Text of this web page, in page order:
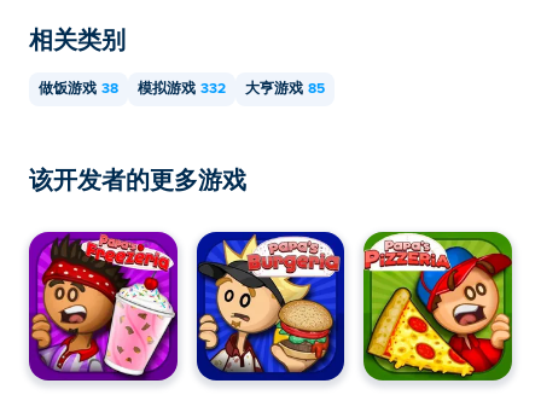
相关类别
做饭游戏 38 模拟游戏 332 大亨游戏 85
该开发者的更多游戏